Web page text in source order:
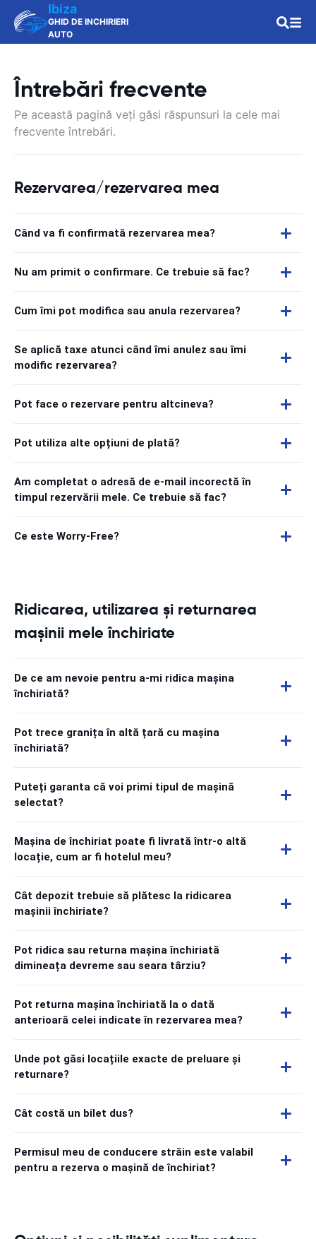
Ibiza
GHID DE INCHIRIERI
AUTO
Întrebări frecvente
Pe această pagină veți găsi răspunsuri la cele mai
frecvente întrebări.
Rezervarea/rezervarea mea
Când va fi confirmată rezervarea mea?
Nu am primit o confirmare. Ce trebuie să fac?
Cum îmi pot modifica sau anula rezervarea?
Se aplică taxe atunci când îmi anulez sau îmi
modific rezervarea?
Pot face o rezervare pentru altcineva?
Pot utiliza alte opțiuni de plată?
Am completat o adresă de e-mail incorectă în
timpul rezervării mele. Ce trebuie să fac?
Ce este Worry-Free?
Ridicarea, utilizarea și returnarea
mașinii mele închiriate
De ce am nevoie pentru a-mi ridica mașina
închiriată?
Pot trece granița în altă țară cu mașina
închiriată?
Puteți garanta că voi primi tipul de mașină
selectat?
Mașina de închiriat poate fi livrată într-o altă
locație, cum ar fi hotelul meu?
Cât depozit trebuie să plătesc la ridicarea
mașinii închiriate?
Pot ridica sau returna mașina închiriată
dimineața devreme sau seara târziu?
Pot returna mașina închiriată la o dată
anterioară celei indicate în rezervarea mea?
Unde pot găsi locațiile exacte de preluare și
returnare?
Cât costă un bilet dus?
Permisul meu de conducere străin este valabil
pentru a rezerva o mașină de închiriat?